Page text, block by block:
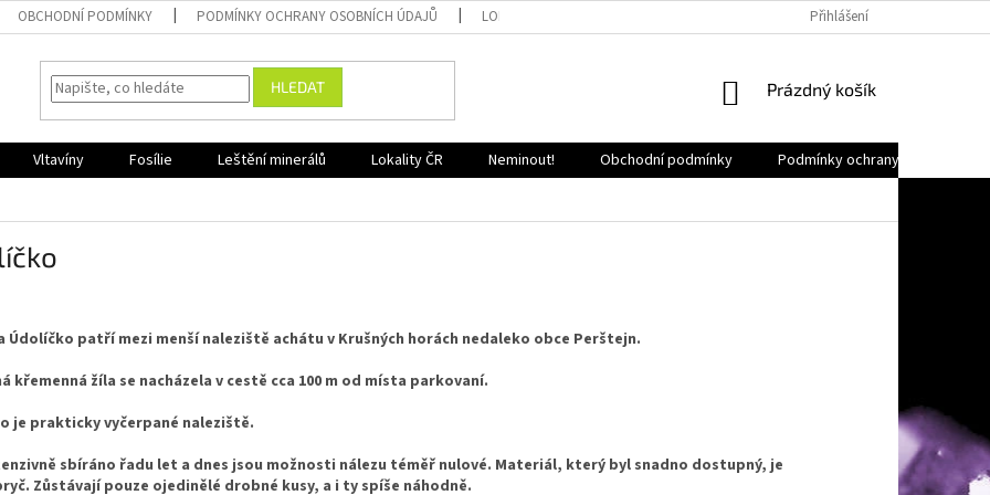
OBCHODNÍ PODMÍNKY PODMÍNKY OCHRANY OSOBNÍCH ÚDAJŮ LOKALITY ČR LEŠTĚNÍ MINERÁLŮ
Přihlášení
HLEDAT
NÁKUPNÍ
Prázdný košík
Vltavíny Fosílie Leštění minerálů Lokality ČR Neminout! Obchodní podmínky
Podmínky ochrany osobních
Údolíčko patří mezi menší naleziště achátu v Krušných horách nedaleko obce Perštejn.
křemenná žíla se nacházela v cestě cca 100 m od místa parkovaní.
je prakticky vyčerpané naleziště.
sbíráno řadu let a dnes jsou možnosti nálezu téměř nulové. Materiál, který byl snadno dostupný, je
Zůstávají pouze ojedinělé drobné kusy, a i ty spíše náhodně.